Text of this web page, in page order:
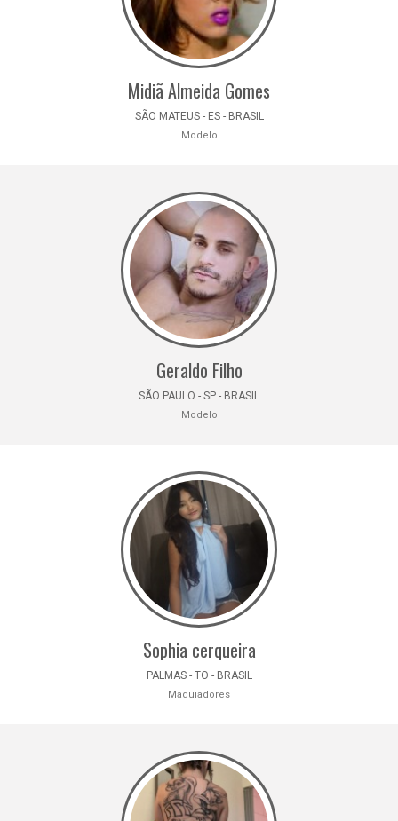
Midiã Almeida Gomes
SÃO MATEUS - ES - BRASIL
Modelo
Geraldo Filho
SÃO PAULO - SP - BRASIL
Modelo
Sophia cerqueira
PALMAS - TO - BRASIL
Maquiadores